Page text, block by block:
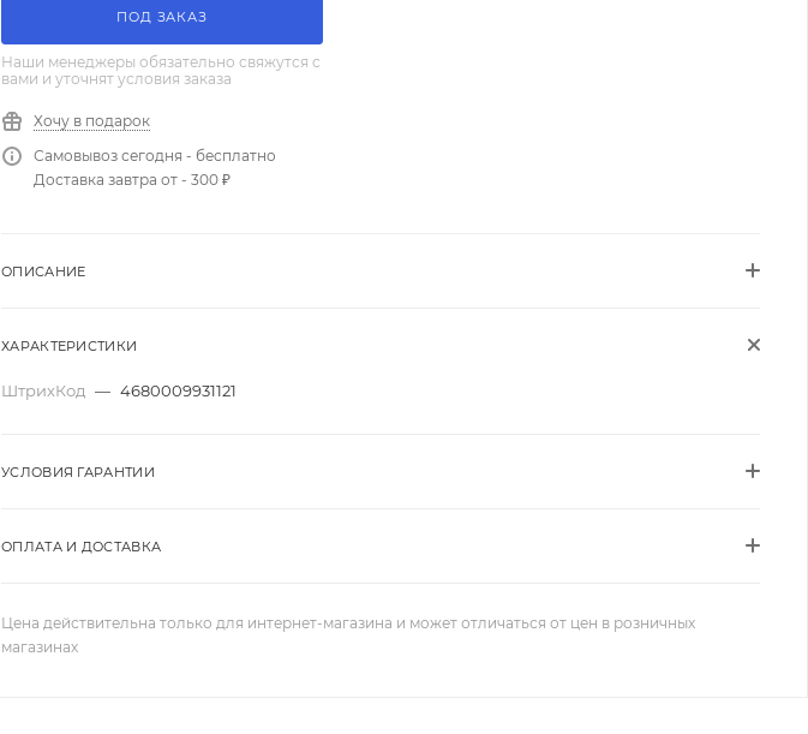
ПОД ЗАКАЗ
Наши менеджеры обязательно свяжутся с
вами и уточнят условия заказа
Хочу в подарок
Самовывоз сегодня - бесплатно
Доставка завтра от - 300 ₽
ОПИСАНИЕ
ХАРАКТЕРИСТИКИ
ШтрихКод — 4680009931121
УСЛОВИЯ ГАРАНТИИ
ОПЛАТА И ДОСТАВКА
Цена действительна только для интернет-магазина и может отличаться от цен в розничных
магазинах